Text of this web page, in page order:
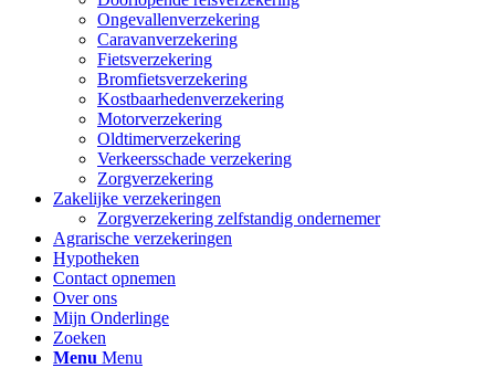
Ongevallenverzekering
Caravanverzekering
Fietsverzekering
Bromfietsverzekering
Kostbaarhedenverzekering
Motorverzekering
Oldtimerverzekering
Verkeersschade verzekering
Zorgverzekering
Zakelijke verzekeringen
Zorgverzekering zelfstandig ondernemer
Agrarische verzekeringen
Hypotheken
Contact opnemen
Over ons
Mijn Onderlinge
Zoeken
Menu Menu